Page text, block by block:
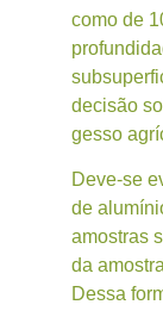
como de
decisão
gesso
Deve-se
de
amostras
da
Dessa